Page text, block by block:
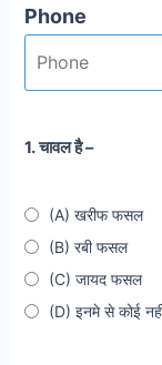
Phone
1. चावल है –
(A) खरीफ फसल
(B) रबी फसल
(C) जायद फसल
(D) इनमे से कोई